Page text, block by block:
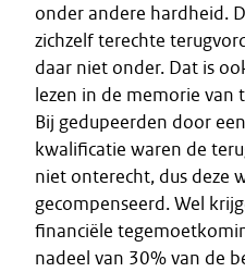
onder andere hardheid.
zichzelf terechte
daar niet onder. Dat is
lezen in de memorie
Bij gedupeerden door
kwalificatie waren de
niet onterecht, dus deze
gecompenseerd. Wel
financiële
nadeel van 30% van de